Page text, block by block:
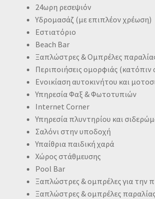
24ωρη ρεσεψιόν
Υδρομασάζ (με επιπλέον χρέωση)
Εστιατόριο
Beach Bar
Ξαπλώστρες & Ομπρέλες
Περιποιήσεις ομορφιάς (κατόπιν
Ενοικίαση αυτοκινήτου και
Υπηρεσία Φαξ & Φωτοτυπιών
Internet Corner
Υπηρεσία πλυντηρίου και
Σαλόνι στην υποδοχή
Υπαίθρια παιδική χαρά
Χώρος στάθμευσης
Pool Bar
Ξαπλώστρες & ομπρέλες για την
Ξαπλώστρες & ομπρέλες